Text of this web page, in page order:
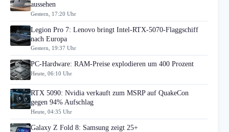
aussehen
Gestern, 17:20 Uhr
Legion Pro 7: Lenovo bringt Intel-RTX-5070-Flaggschiff
nach Europa
Gestern, 19:37 Uhr
PC-Hardware: RAM-Preise explodieren um 400 Prozent
Heute, 06:10 Uhr
RTX 5090: Nvidia verkauft zum MSRP auf QuakeCon
gegen 94% Aufschlag
Heute, 04:35 Uhr
Galaxy Z Fold 8: Samsung zeigt 25+